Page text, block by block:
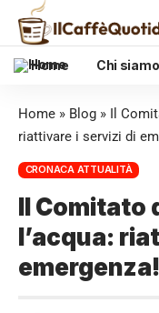
Home Chi siamo
Home » Blog » Il
riattivare i servizi di
CRONACA ATTUALITÀ
Il Comitato
l’acqua:
emergenza!